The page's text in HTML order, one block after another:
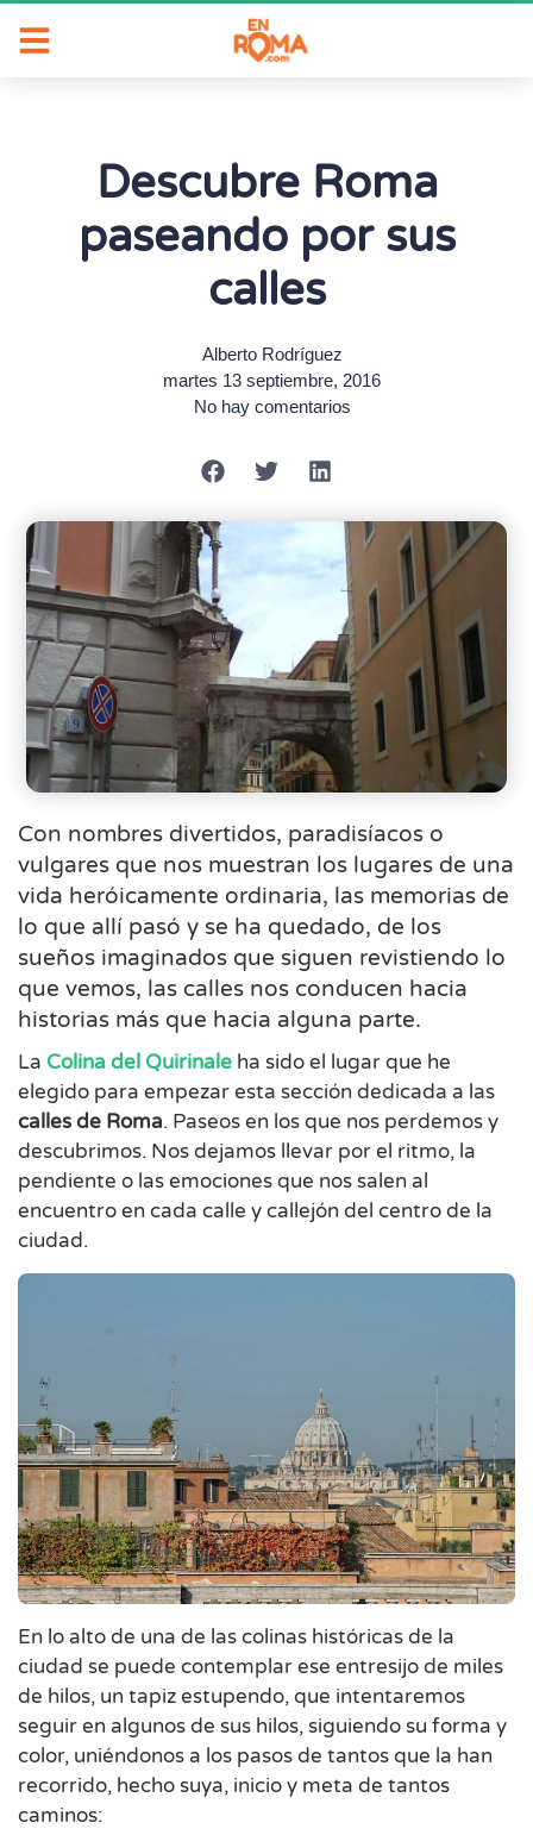
Descubre Roma
paseando por sus
calles
Alberto Rodríguez
martes 13 septiembre, 2016
No hay comentarios
Con nombres divertidos, paradisíacos o
vulgares que nos muestran los lugares de una
vida heróicamente ordinaria, las memorias de
lo que allí pasó y se ha quedado, de los
sueños imaginados que siguen revistiendo lo
que vemos, las calles nos conducen hacia
historias más que hacia alguna parte.
La Colina del Quirinale ha sido el lugar que he
elegido para empezar esta sección dedicada a las
calles de Roma. Paseos en los que nos perdemos y
descubrimos. Nos dejamos llevar por el ritmo, la
pendiente o las emociones que nos salen al
encuentro en cada calle y callejón del centro de la
ciudad.
En lo alto de una de las colinas históricas de la
ciudad se puede contemplar ese entresijo de miles
de hilos, un tapiz estupendo, que intentaremos
seguir en algunos de sus hilos, siguiendo su forma y
color, uniéndonos a los pasos de tantos que la han
recorrido, hecho suya, inicio y meta de tantos
caminos: